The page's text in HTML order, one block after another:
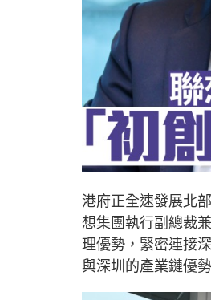
港府正全速發展北
想集團執行副總裁
理優勢，緊密連接
與深圳的產業鏈優